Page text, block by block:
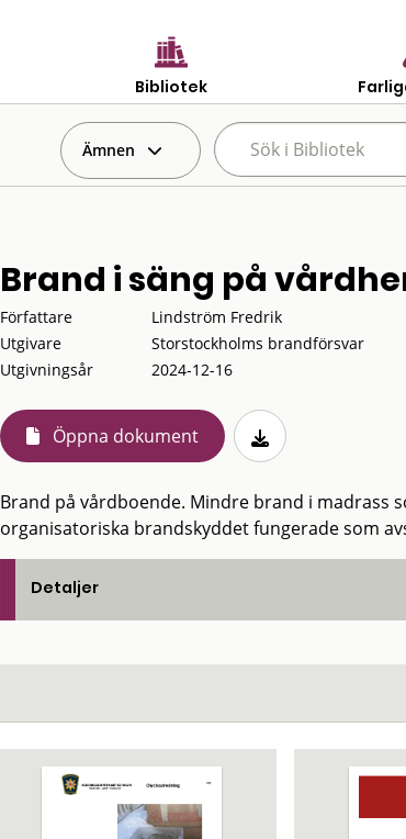
Bibliotek
Ämnen
Brand i säng på
Författare
Lindström Fredrik
Utgivare
Storstockholms brandförsvar
Utgivningsår
2024-12-16
Öppna dokument
Brand på vårdboende. Mindre brand i madrass
organisatoriska brandskyddet fungerade som
Detaljer